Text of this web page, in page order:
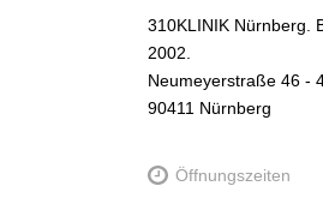
310KLINIK Nürnberg.
2002.
Neumeyerstraße 46 -
90411 Nürnberg
Öffnungszeiten